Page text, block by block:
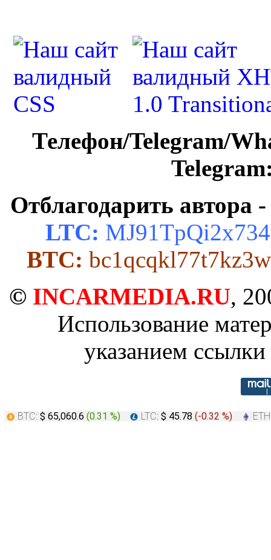
Телефон/Telegram/
Отблагодарить автора -
LTC:
BTC:
© INCARMEDIA.RU,
Использование
указанием
BTC: $ 65,060.6 (0.31 %) LTC: $ 45.78 (-0.32 %)